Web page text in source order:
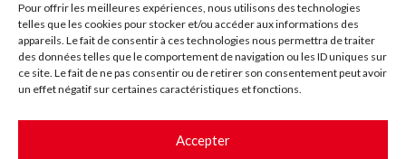
Pour offrir les meilleures expériences, nous utilisons des technologies
telles que les cookies pour stocker et/ou accéder aux informations des
appareils. Le fait de consentir à ces technologies nous permettra de traiter
des données telles que le comportement de navigation ou les ID uniques sur
ce site. Le fait de ne pas consentir ou de retirer son consentement peut avoir
un effet négatif sur certaines caractéristiques et fonctions.
Accepter
Plan du site
Contact
Accessibilité
Crédits
Les marchés publics
Suggestions & Améliorations